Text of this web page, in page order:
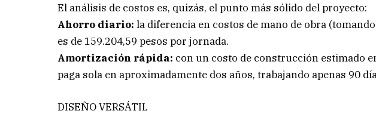
El análisis de costos es, quizás, el punto más sólido del proyecto:
Ahorro diario:la diferencia en costos de mano de obra
es de 159.204,59 pesos por jornada.
Amortización rápida: con un costo de construcción estimado
paga sola en aproximadamente dos años, trabajando apenas 90
DISEÑO VERSÁTIL